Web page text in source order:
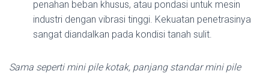
penahan beban khusus, atau pondasi untuk mesin
industri dengan vibrasi tinggi. Kekuatan penetrasinya
sangat diandalkan pada kondisi tanah sulit.
Sama seperti mini pile kotak, panjang standar mini pile